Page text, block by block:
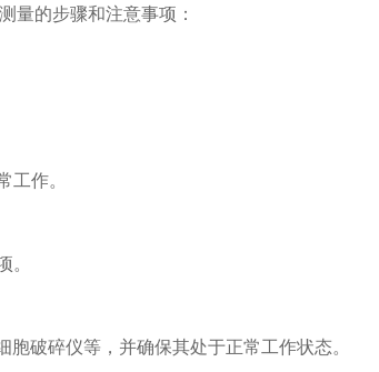
量的步骤和注意事项：
作。
。
破碎仪等，并确保其处于正常工作状态。